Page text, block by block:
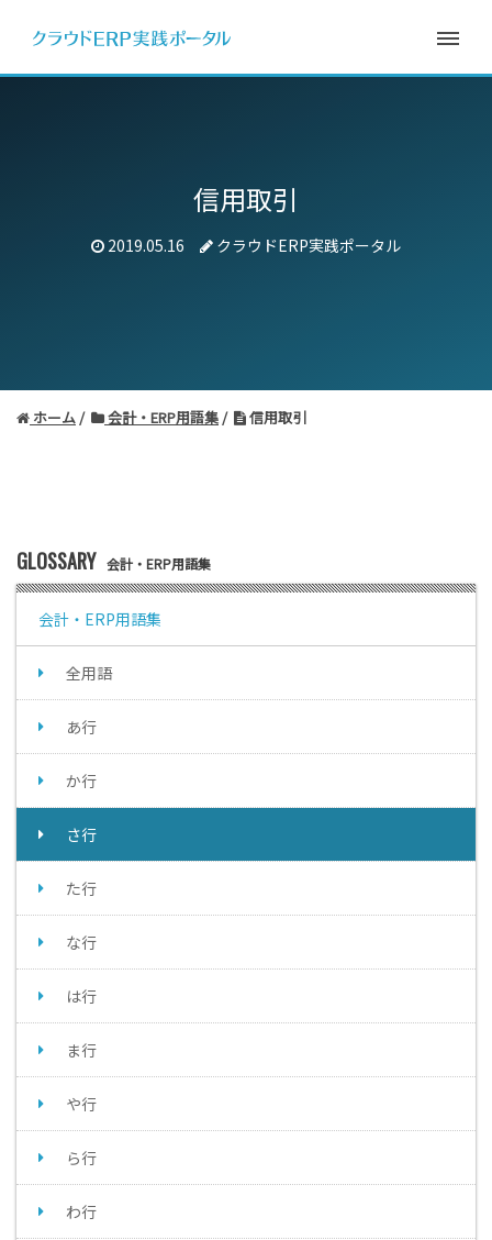
信用取引
2019.05.16 クラウドERP実践ポータル
ホーム 会計・ERP用語集 信用取引
GLOSSARY 会計・ERP用語集
会計・ERP用語集
全用語
あ行
か行
さ行
た行
な行
は行
ま行
や行
ら行
わ行